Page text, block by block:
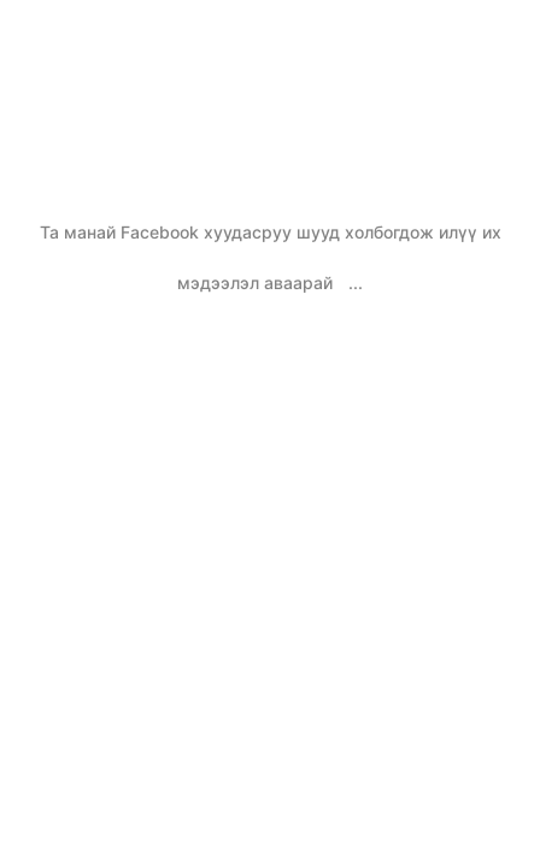
Та манай Facebook хуудасруу шууд холбогдож илүү их
мэдээлэл аваарай ...